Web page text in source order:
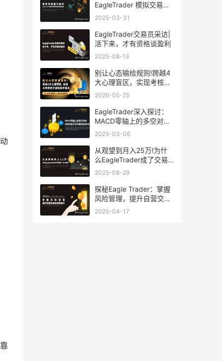
EagleTrader 模拟交易系
统打造交易成长新路径
2025-03-31
EagleTrader交易员采访|
活下来，才有资格谈盈利
2025-08-13
别让心态输给规则!跨越4
大心理盲区，实现考核到
分润的稳步通关
2026-05-25
EagleTrader深入探讨：
MACD零轴上的多空对
决！如何用金叉死叉捕捉
2025-03-06
从观望到月入25万!为什
么EagleTrader成了交易
员的第一选择
2025-08-29
探秘Eagle Trader：掌握
风险管理，提升自营交易
的盈利潜力
2025-04-17